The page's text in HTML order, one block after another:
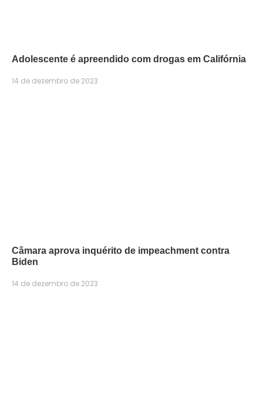
Adolescente é apreendido com drogas em Califórnia
14 de dezembro de 2023
Câmara aprova inquérito de impeachment contra
Biden
14 de dezembro de 2023